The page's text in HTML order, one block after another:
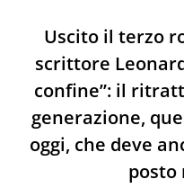
Uscito il terzo
scrittore
confine”: il
generazione,
oggi, che deve
posto